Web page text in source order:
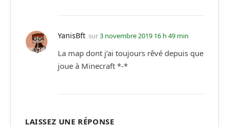
YanisBft sur3 novembre 2019 16 h 49 min
La map dont j’ai toujours rêvé depuis que
joue à Minecraft *-*
LAISSEZ UNE RÉPONSE